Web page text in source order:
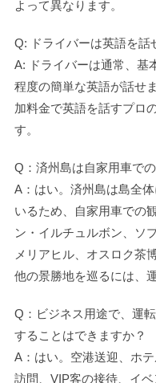
よって異なります。
Q: ドライバーは英語を話
A: ドライバーは通常、基
程度の簡単な英語が話せ
加料金で英語を話すプロ
す。
Q：済州島は自家用車で
A：はい。済州島は島全
いるため、自家用車での
ン・イルチュルボン、ソ
メリアヒル、オスロク茶
他の景勝地を巡るには、
Q：ビジネス用途で、運
することはできますか？
A：はい。空港送迎、ホ
訪問、VIP客の接待、イ